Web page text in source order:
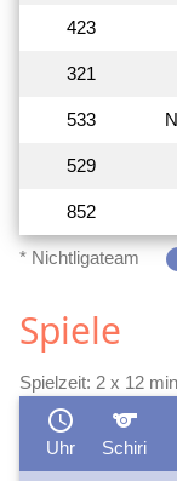
423
321
533
529
852
* Nichtligateam
Spiele
Spielzeit: 2 x 12
schedule
Uhr
sports
Schiri